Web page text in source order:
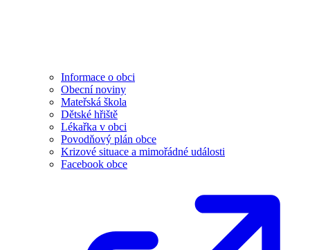
Informace o obci
Obecní noviny
Mateřská škola
Dětské hřiště
Lékařka v obci
Povodňový plán obce
Krizové situace a mimořádné události
Facebook obce